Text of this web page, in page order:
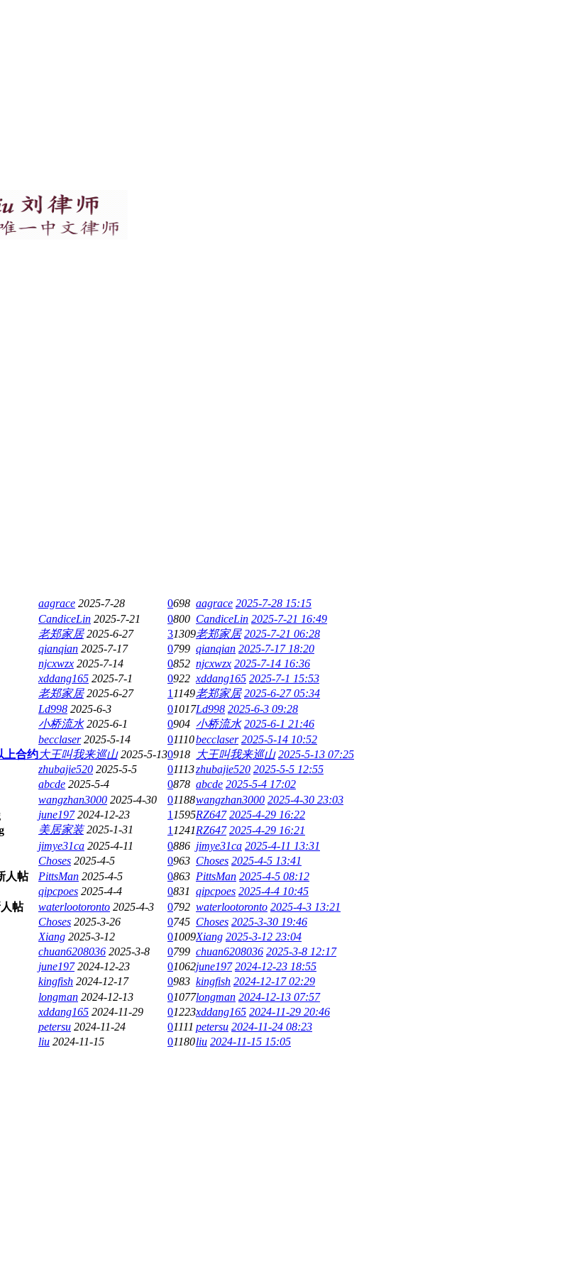
aagrace 2025-7-28 0698 aagrace 2025-7-28 15:15
CandiceLin 2025-7-21 0800 CandiceLin 2025-7-21 16:49
老郑家居 2025-6-27 31309老郑家居 2025-7-21 06:28
qianqian 2025-7-17 0799 qianqian 2025-7-17 18:20
njcxwzx 2025-7-14 0852 njcxwzx 2025-7-14 16:36
xddang165 2025-7-1 0922 xddang165 2025-7-1 15:53
老郑家居 2025-6-27 1 1149老郑家居 2025-6-27 05:34
Ld998 2025-6-3 01017Ld998 2025-6-3 09:28
小桥流水 2025-6-1 0904 小桥流水 2025-6-1 21:46
becclaser 2025-5-14 01110becclaser 2025-5-14 10:52
上合约大王叫我来巡山 2025-5-130918 大王叫我来巡山 2025-5-13 07:25
zhubajie520 2025-5-5 01113zhubajie520 2025-5-5 12:55
abcde 2025-5-4 0878 abcde 2025-5-4 17:02
wangzhan3000 2025-4-30 01188wangzhan3000 2025-4-30 23:03
june197 2024-12-23 1 1595RZ647 2025-4-29 16:22
美居家装 2025-1-31 1 1241RZ647 2025-4-29 16:21
jimye31ca 2025-4-11 0886 jimye31ca 2025-4-11 13:31
Choses 2025-4-5 0963 Choses 2025-4-5 13:41
PittsMan 2025-4-5 0863 PittsMan 2025-4-5 08:12
qipcpoes 2025-4-4 0831 qipcpoes 2025-4-4 10:45
waterlootoronto 2025-4-3 0792 waterlootoronto 2025-4-3 13:21
Choses 2025-3-26 0745 Choses 2025-3-30 19:46
Xiang 2025-3-12 01009Xiang 2025-3-12 23:04
chuan6208036 2025-3-8 0799 chuan6208036 2025-3-8 12:17
june197 2024-12-23 01062june197 2024-12-23 18:55
kingfish 2024-12-17 0983 kingfish 2024-12-17 02:29
longman 2024-12-13 01077longman 2024-12-13 07:57
xddang165 2024-11-29 01223xddang165 2024-11-29 20:46
petersu 2024-11-24 01111 petersu 2024-11-24 08:23
liu 2024-11-15 01180liu 2024-11-15 15:05